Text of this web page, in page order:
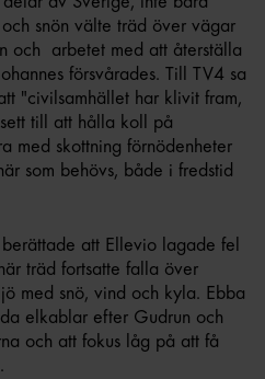
snön välte träd över vägar
och arbetet med att återställa
försvårades. Till TV4 sa
"civilsamhället har klivit fram,
till att hålla koll på
med skottning förnödenheter
som behövs, både i fredstid
att Ellevio lagade fel
träd fortsatte falla över
med snö, vind och kyla. Ebba
elkablar efter Gudrun och
och att fokus låg på att få